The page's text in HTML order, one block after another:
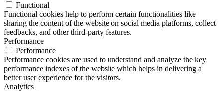
Functional
Functional cookies help to perform certain functionalities like
sharing the content of the website on social media platforms, collect
feedbacks, and other third-party features.
Performance
Performance
Performance cookies are used to understand and analyze the key
performance indexes of the website which helps in delivering a
better user experience for the visitors.
Analytics